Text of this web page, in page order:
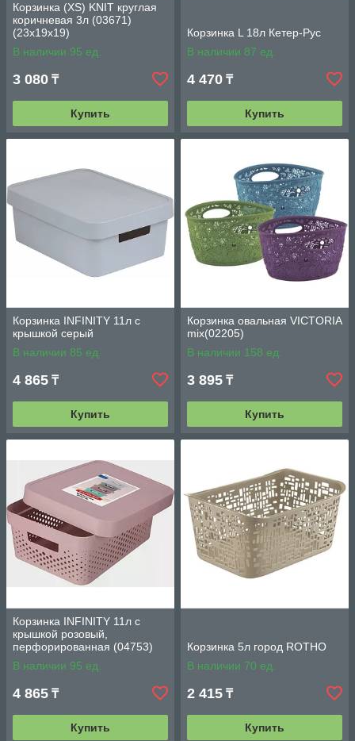
Корзинка (XS) KNIT круглая
коричневая 3л (03671)
(23х19х19)
В наличии 95 ед.
3 080 ₸
Купить
Корзинка L 18л Кетер-Рус
В наличии 87 ед.
4 470 ₸
Купить
Корзинка INFINITY 11л с
крышкой серый
В наличии 85 ед.
4 865 ₸
Купить
Корзинка овальная VICTORIA
mix(02205)
В наличии 158 ед.
3 895 ₸
Купить
Корзинка INFINITY 11л с
крышкой розовый,
перфорированная (04753)
В наличии 95 ед.
4 865 ₸
Купить
Корзинка 5л город ROTHO
В наличии 70 ед.
2 415 ₸
Купить